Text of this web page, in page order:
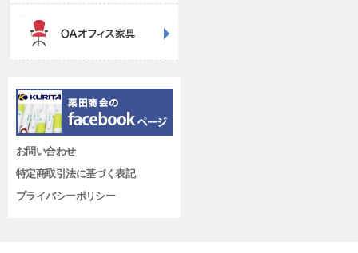
お問い合わせ
特定商取引法に基づく表記
プライバシーポリシー